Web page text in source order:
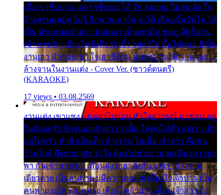
เมื่อเขาชื่นบาน แต่เราขื่นขม โอ้ รัก ลอยลม ไม่สม ดัง ใจ
ล้างจานคอยคู่ ไม่รู้ อีกนานเท่าใด จะได้ เลื่อนขั้นบันได ได้
เป็น ตำแหน่งเจ้าสาว มันเหงา เห็นเขามีคู่ ซมดู มีคู่ก็ม่วน
เข้าพาขวัญ เสียงโห่ตึงตึง มันซึ้ง อยู่แก่ใจ มื้อใด๋หนอ สิเป็น
งานเฮา มัวซอยเขา ใจเฮาซิด้าน มันทรมาน จับจาน เอย…
ล้างจานในงานแต่ง - Cover Ver. (ซาวด์ดนตรี)
(KARAOKE)
17 views • 03.08.2569
งานแต่ง เขาแซง แย่งเอาไปก่อน หัวใจอาวรณ์ มาซ่อน อยู่
ในห้องครัว ข้างนอกเจ้าสาว ส่งยิ้ม ให้คนไปทั่ว แต่เรา เฝ้า
อยู่ในครัว ทำตัวเป็นเด็ก ล้างจาน ในเมื่อ เจ้าสาว คือคน
บ้านใกล้ พึ่งพาอาศัย จำใจ ต้องไปช่วยงาน พอถึงเวลา เขา
พา กันเข้าพาขวัญ เพื่อนฝูง เฮฮาดังลั่น แต่เราล้างจาน
เดียวดาย เป็นคนพ่าย บ่มีความหมาย เคียงใจเจ้าบ่าว เป็น
คนพ่าย บ่มีความหมาย เคียงใจเจ้าบ่าว เพื่อนเจ้าสาว ยัง